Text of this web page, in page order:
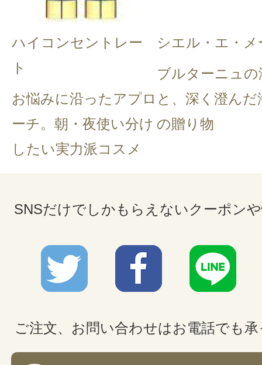
ハイコンセントレー
ト
お悩みに沿ったアプロ
ーチ。朝・夜使い分け
したい実力派コスメ
シエル・エ・メ
ブルターニュの
と、深く澄んだ
の贈り物
SNSだけでしかもらえないクーポン
ご注文、お問い合わせはお電話でも